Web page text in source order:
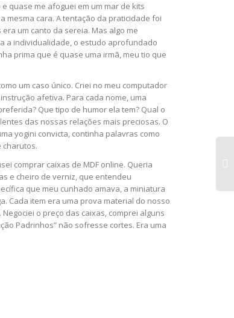
quase me afoguei em um mar de kits
mesma cara. A tentação da praticidade foi
um canto da sereia. Mas algo me
a individualidade, o estudo aprofundado
prima que é quase uma irmã, meu tio que
um caso único. Criei no meu computador
afetiva. Para cada nome, uma
Que tipo de humor ela tem? Qual o
das nossas relações mais preciosas. O
yogini convicta, continha palavras como
charutos.
comprar caixas de MDF online. Queria
e cheiro de verniz, que entendeu
que meu cunhado amava, a miniatura
Cada item era uma prova material do nosso
o preço das caixas, comprei alguns
Padrinhos” não sofresse cortes. Era uma